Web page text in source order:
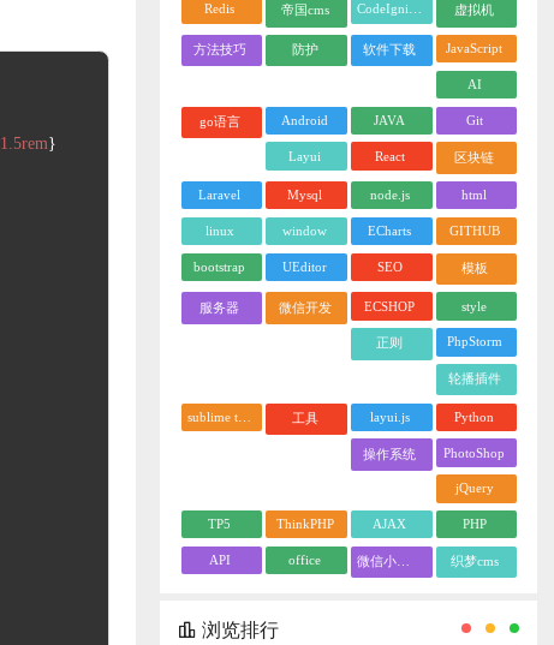
1.5rem
Redis 帝国cms CodeIgniter 虚拟机
方法技巧 防护 软件下载 JavaScript
AI
go语言 Android JAVA Git
Layui React 区块链
Laravel Mysql node.js html
linux window ECharts GITHUB
bootstrap UEditor SEO 模板
服务器 微信开发 ECSHOP style
正则 PhpStorm
轮播插件
sublime text 工具 layui.js Python
操作系统 PhotoShop
jQuery
TP5 ThinkPHP AJAX PHP
API office 微信小程序 织梦cms
浏览排行